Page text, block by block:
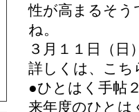
性が高まるそう
ね。
３月１１日（日
詳しくは、こ
●ひとはく手帖
来年度のひとは